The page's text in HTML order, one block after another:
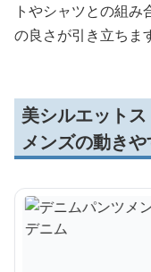
トやシャツとの組
の良さが引き立ちま
美シルエット
メンズの動き